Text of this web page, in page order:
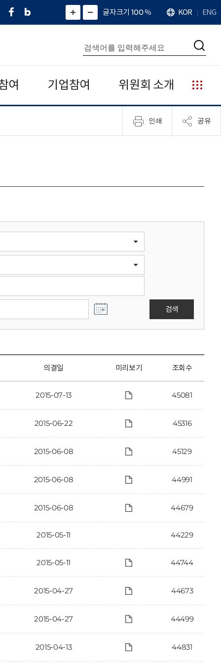
페
네
그
)
화
면
면
소
확
대
치
글자크기 100%
언
어
KOR ENG
통
합
검
색
검
여 기업참여 위원회 소개
누
리
집
안
인쇄 공유
검색
의결일 미리보기 조회수
2015-07-13 45081
2015-06-22 45316
2015-06-08 45129
2015-06-08 44991
2015-06-08 44679
2015-05-11 44229
2015-05-11 44744
2015-04-27 44673
2015-04-27 44499
2015-04-13 44831